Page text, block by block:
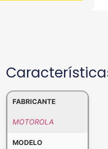
FABRICANTE
MOTOROLA
MODELO